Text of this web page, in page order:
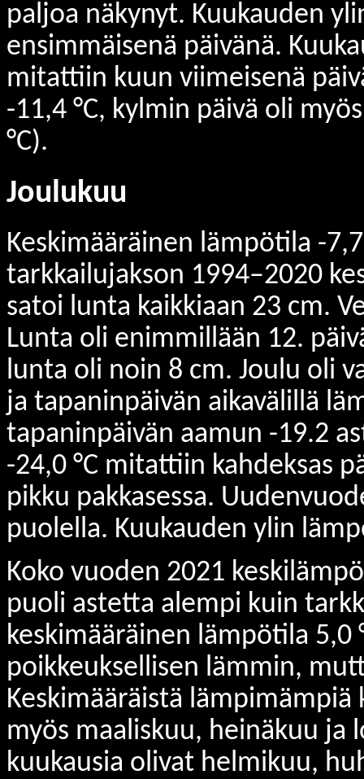
paljoa näkynyt. Kuukauden
ensimmäisenä päivänä.
mitattiin kuun viimeisenä
-11,4 °C, kylmin päivä oli
°C).
Joulukuu
Keskimääräinen lämpötila -
tarkkailujakson 1994–2020
satoi lunta kaikkiaan 23 cm.
Lunta oli enimmillään 12.
lunta oli noin 8 cm. Joulu oli
ja tapaninpäivän aikavälillä
tapaninpäivän aamun -19.2
-24,0 °C mitattiin kahdeksas
pikku pakkasessa.
puolella. Kuukauden ylin
Koko vuoden 2021
puoli astetta alempi kuin
keskimääräinen lämpötila 5,0
poikkeuksellisen lämmin,
Keskimääräistä lämpimämpiä
myös maaliskuu, heinäkuu ja
kuukausia olivat helmikuu,